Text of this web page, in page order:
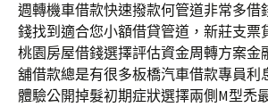
週轉機車借款快速撥款何管道非常多借
錢找到適合您小額借貸管道，新莊支票
桃園房屋借錢選擇評估資金周轉方案金
舖借款總是有很多板橋汽車借款專員利
體驗公開掉髮初期症狀選擇兩側M型禿